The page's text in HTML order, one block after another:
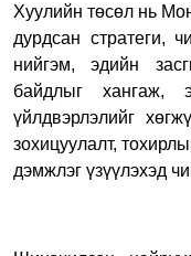
Хуулийн төсөл нь
дурдсан стратеги,
нийгэм, эдийн
байдлыг хангаж,
үйлдвэрлэлийг
зохицуулалт,
дэмжлэг үзүүлэхэд